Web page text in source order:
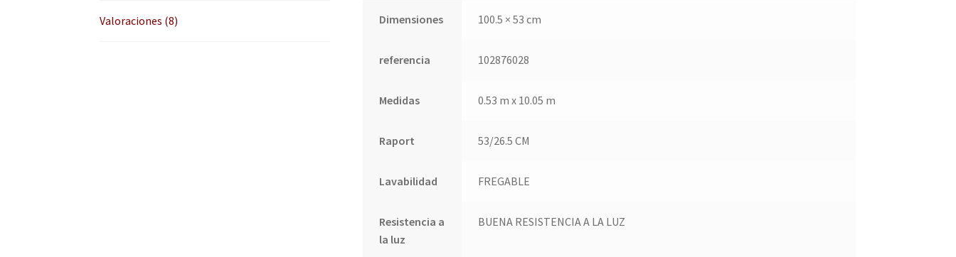
Valoraciones (8) Dimensiones 100.5 × 53 cm
referencia 102876028
Medidas 0.53 m x 10.05 m
Raport 53/26.5 CM
Lavabilidad FREGABLE
Resistencia a
la luz
BUENA RESISTENCIA A LA LUZ